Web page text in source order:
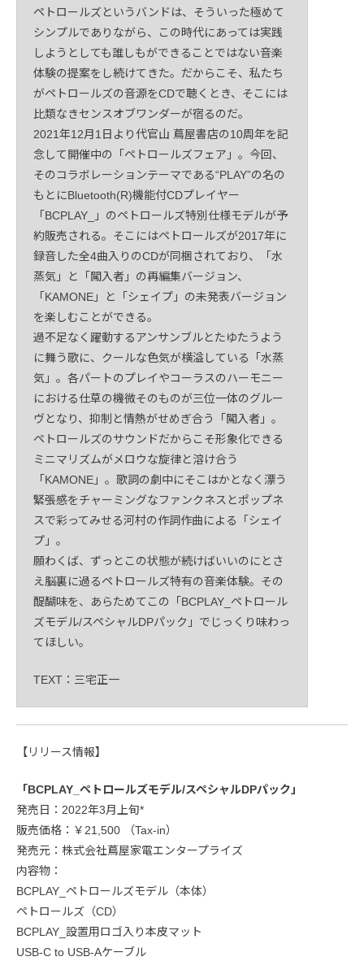
ペトロールズというバンドは、そういった極めて
シンプルでありながら、この時代にあっては実践
しようとしても誰しもができることではない音楽
体験の提案をし続けてきた。だからこそ、私たち
がペトロールズの音源をCDで聴くとき、そこには
比類なきセンスオブワンダーが宿るのだ。
2021年12月1日より代官山 蔦屋書店の10周年を記
念して開催中の「ペトロールズフェア」。今回、
そのコラボレーションテーマである“PLAY”の名の
もとにBluetooth(R)機能付CDプレイヤー
「BCPLAY_」のペトロールズ特別仕様モデルが予
約販売される。そこにはペトロールズが2017年に
録音した全4曲入りのCDが同梱されており、「水
蒸気」と「闖入者」の再編集バージョン、
「KAMONE」と「シェイプ」の未発表バージョン
を楽しむことができる。
過不足なく躍動するアンサンブルとたゆたうよう
に舞う歌に、クールな色気が横溢している「水蒸
気」。各パートのプレイやコーラスのハーモニー
における仕草の機微そのものが三位一体のグルー
ヴとなり、抑制と情熱がせめぎ合う「闖入者」。
ペトロールズのサウンドだからこそ形象化できる
ミニマリズムがメロウな旋律と溶け合う
「KAMONE」。歌詞の劇中にそこはかとなく漂う
緊張感をチャーミングなファンクネスとポップネ
スで彩ってみせる河村の作詞作曲による「シェイ
プ」。
願わくば、ずっとこの状態が続けばいいのにとさ
え脳裏に過るペトロールズ特有の音楽体験。その
醍醐味を、あらためてこの「BCPLAY_ペトロール
ズモデル/スペシャルDPパック」でじっくり味わっ
てほしい。
TEXT：三宅正一
【リリース情報】
「BCPLAY_ペトロールズモデル/スペシャルDPパック」
発売日：2022年3月上旬*
販売価格：￥21,500 （Tax-in）
発売元：株式会社蔦屋家電エンタープライズ
内容物：
BCPLAY_ペトロールズモデル（本体）
ペトロールズ（CD）
BCPLAY_設置用ロゴ入り本皮マット
USB-C to USB-Aケーブル